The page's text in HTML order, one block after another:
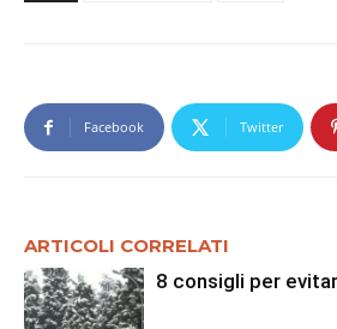
Facebook Twitter
ARTICOLI CORRELATI
8 consigli per